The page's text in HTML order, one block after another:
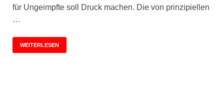
für Ungeimpfte soll Druck machen. Die von prinzipiellen
…
WEITERLESEN